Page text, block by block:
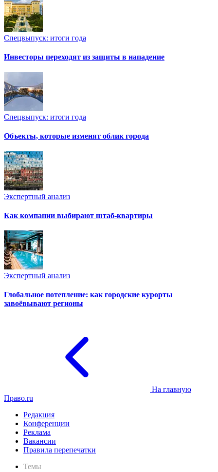
Спецвыпуск: итоги года
Инвесторы переходят из защиты в нападение
Спецвыпуск: итоги года
Объекты, которые изменят облик города
Экспертный анализ
Как компании выбирают штаб-квартиры
Экспертный анализ
Глобальное потепление: как городские курорты
завоёвывают регионы
На главную
Право.ru
Редакция
Конференции
Реклама
Вакансии
Правила перепечатки
Темы